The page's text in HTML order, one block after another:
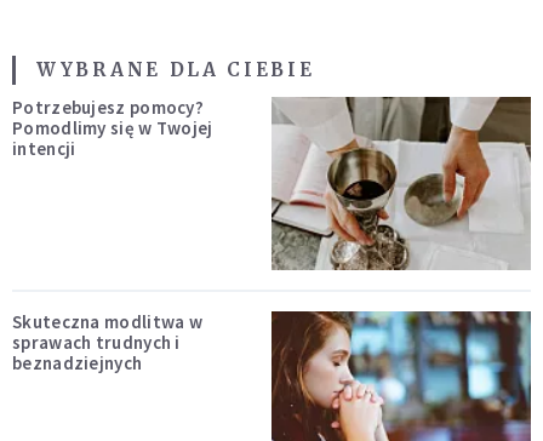
WYBRANE DLA CIEBIE
Potrzebujesz pomocy?
Pomodlimy się w Twojej
intencji
Skuteczna modlitwa w
sprawach trudnych i
beznadziejnych